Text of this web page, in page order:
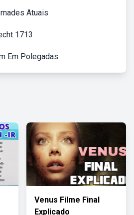
Atuais
1713
Em Polegadas
Venus Filme Final
Explicado